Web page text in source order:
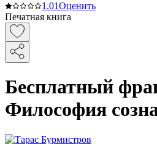
1.01Оценить
Печатная книга
Бесплатный
Философия